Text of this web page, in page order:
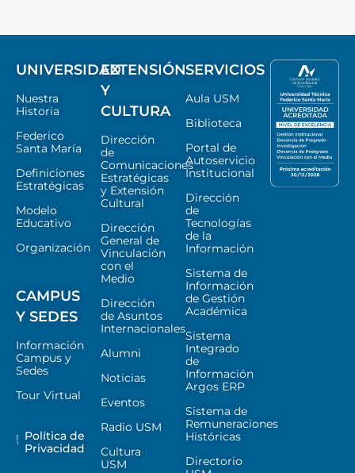
UNIVERSIDAD
Nuestra
Historia
Federico
Santa María
Definiciones
Estratégicas
Modelo
Educativo
Organización
CAMPUS
Y SEDES
Información
Campus y
Sedes
Tour Virtual
Política de
Privacidad
EXTENSIÓN
Y
CULTURA
Dirección
de
Comunicaciones
Estratégicas
y Extensión
Cultural
Dirección
General de
Vinculación
con el
Medio
Dirección
de Asuntos
Internacionales
Alumni
Noticias
Eventos
Radio USM
Cultura
USM
SERVICIOS
Aula USM
Biblioteca
Portal de
Autoservicio
Institucional
Dirección
de
Tecnologías
de la
Información
Sistema de
Información
de Gestión
Académica
Sistema
Integrado
de
Información
Argos ERP
Sistema de
Remuneraciones
Históricas
Directorio